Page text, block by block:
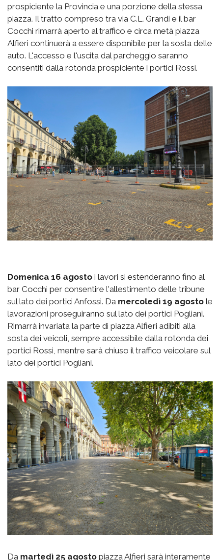
prospiciente la Provincia e una porzione della stessa
piazza. Il tratto compreso tra via C.L. Grandi e il bar
Cocchi rimarrà aperto al traffico e circa metà piazza
Alfieri continuerà a essere disponibile per la sosta delle
auto. L'accesso e l'uscita dal parcheggio saranno
consentiti dalla rotonda prospiciente i portici Rossi.
Domenica 16 agosto i lavori si estenderanno fino al
bar Cocchi per consentire l'allestimento delle tribune
sul lato dei portici Anfossi. Da mercoledì 19 agosto le
lavorazioni proseguiranno sul lato dei portici Pogliani.
Rimarrà invariata la parte di piazza Alfieri adibiti alla
sosta dei veicoli, sempre accessibile dalla rotonda dei
portici Rossi, mentre sarà chiuso il traffico veicolare sul
lato dei portici Pogliani.
Da martedì 25 agosto piazza Alfieri sarà interamente